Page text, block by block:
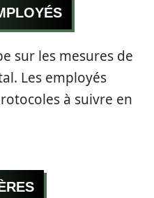
sur les mesures de
Les employés
à suivre en